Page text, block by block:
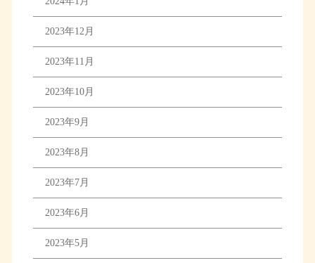
2023年12月
2023年11月
2023年10月
2023年9月
2023年8月
2023年7月
2023年6月
2023年5月